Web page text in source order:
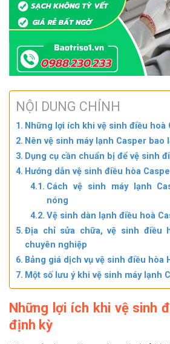
NỘI DUNG CHÍNH
Những lợi ích khi vệ sinh điều hoà
Nên vệ sinh máy lạnh Casper bao
Dụng cụ cần chuẩn bị để vệ sinh
Hướng dẫn vệ sinh điều hòa
Cách vệ sinh máy lạnh
nóng
Vệ sinh dàn lạnh điều hoà
Địa chỉ sửa chữa, vệ sinh điều
chuyên nghiệp
Bảng giá dịch vụ vệ sinh điều hòa
Một số lưu ý khi vệ sinh máy lạnh
Những lợi ích khi vệ sinh
định kỳ